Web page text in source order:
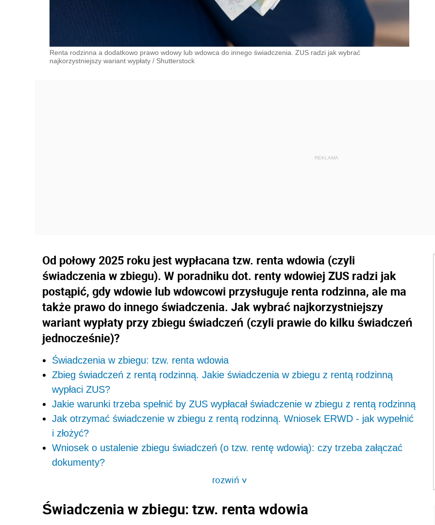
Renta rodzinna a dodatkowo prawo wdowy lub wdowca do innego świadczenia. ZUS radzi jak wybrać
najkorzystniejszy wariant wypłaty / Shutterstock
Od połowy 2025 roku jest wypłacana tzw. renta wdowia (czyli
świadczenia w zbiegu). W poradniku dot. renty wdowiej ZUS radzi jak
postąpić, gdy wdowie lub wdowcowi przysługuje renta rodzinna, ale ma
także prawo do innego świadczenia. Jak wybrać najkorzystniejszy
wariant wypłaty przy zbiegu świadczeń (czyli prawie do kilku świadczeń
jednocześnie)?
Świadczenia w zbiegu: tzw. renta wdowia
Zbieg świadczeń z rentą rodzinną. Jakie świadczenia w zbiegu z rentą rodzinną
wypłaci ZUS?
Jakie warunki trzeba spełnić by ZUS wypłacał świadczenie w zbiegu z rentą rodzinną
Jak otrzymać świadczenie w zbiegu z rentą rodzinną. Wniosek ERWD - jak wypełnić
i złożyć?
Wniosek o ustalenie zbiegu świadczeń (o tzw. rentę wdowią): czy trzeba załączać
dokumenty?
rozwiń>
Świadczenia w zbiegu: tzw. renta wdowia